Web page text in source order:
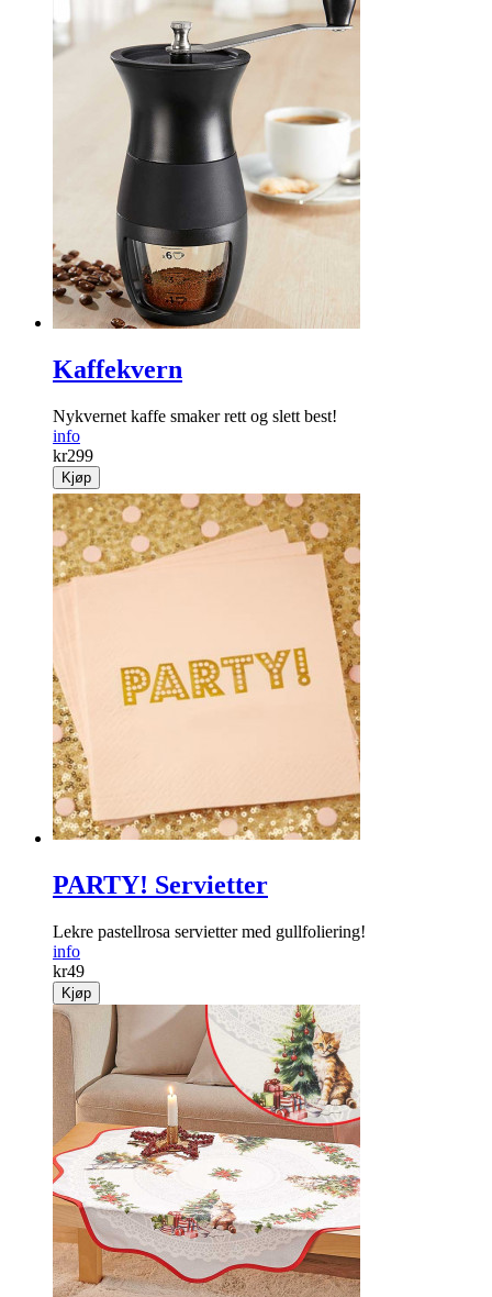
Kaffekvern
Nykvernet kaffe smaker rett og slett best!
info
kr299
Kjøp
PARTY! Servietter
Lekre pastellrosa servietter med gullfoliering!
info
kr49
Kjøp